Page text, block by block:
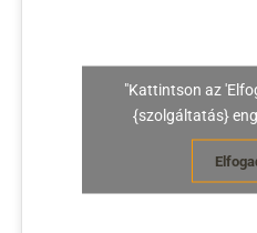
"Kattintson az
{szolgáltatás}